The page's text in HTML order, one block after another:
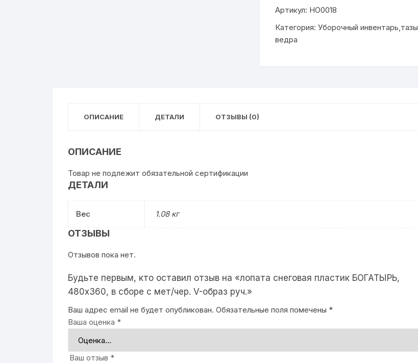
лопата
снеговая
пластик
Артикул: НО0018
Категория:Уборочный инвентарь,тазы
ведра
ОПИСАНИЕ ДЕТАЛИ ОТЗЫВЫ (0)
ОПИСАНИЕ
Товар не подлежит обязательной сертификации
ДЕТАЛИ
Вес 1.08 кг
ОТЗЫВЫ
Отзывов пока нет.
Будьте первым, кто оставил отзыв на «лопата снеговая пластик БОГАТЫРЬ,
480х360, в сборе с мет/чер. V-образ руч.»
Ваш адрес email не будет опубликован. Обязательные поля помечены *
Ваша оценка *
Ваш отзыв *